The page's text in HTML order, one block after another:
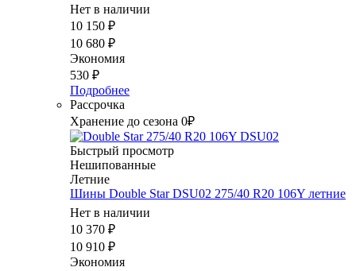
Нет в наличии
10 150 ₽
10 680 ₽
Экономия
530 ₽
Подробнее
Рассрочка
Хранение до сезона 0₽
Быстрый просмотр
Нешипованные
Летние
Шины Double Star DSU02 275/40 R20 106Y летние
Нет в наличии
10 370 ₽
10 910 ₽
Экономия